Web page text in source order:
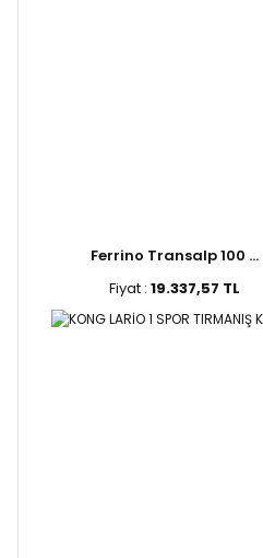
Ferrino Transalp 100 ...
Fiyat : 19.337,57 TL